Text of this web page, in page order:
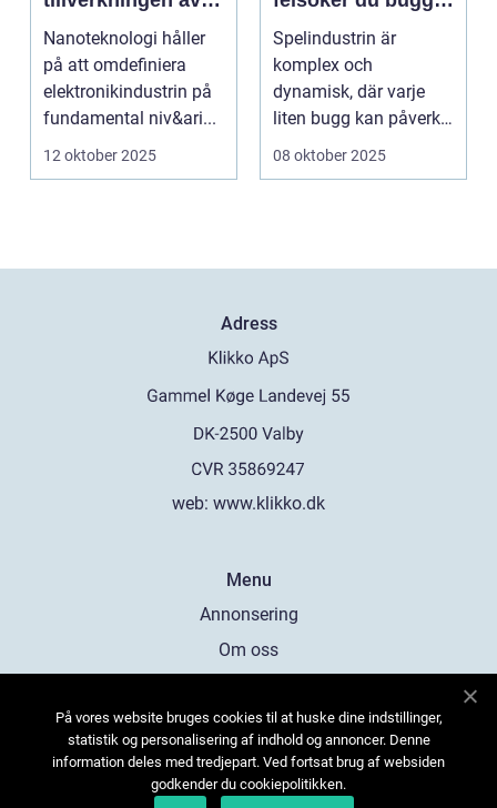
elektronik
Nanoteknologi håller
på att omdefiniera
elektronikindustrin på
fundamental niv&ari...
12 oktober 2025
och förbättrar
spelupplevelsen
Spelindustrin är
komplex och
dynamisk, där varje
liten bugg kan påverka
spelupplevel...
08 oktober 2025
Adress
web: www.klikko.dk
Menu
Annonsering
Om oss
Kontakta oss
Sitemap
På vores website bruges cookies til at huske dine indstillinger,
statistik og personalisering af indhold og annoncer. Denne
information deles med tredjepart. Ved fortsat brug af websiden
godkender du cookiepolitikken.